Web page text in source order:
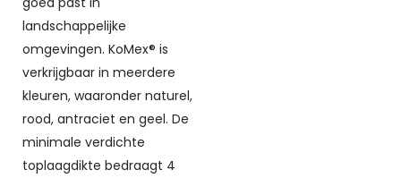
landschappelijke
omgevingen. KoMex® is
verkrijgbaar in meerdere
kleuren, waaronder naturel,
rood, antraciet en geel. De
minimale verdichte
toplaagdikte bedraagt 4